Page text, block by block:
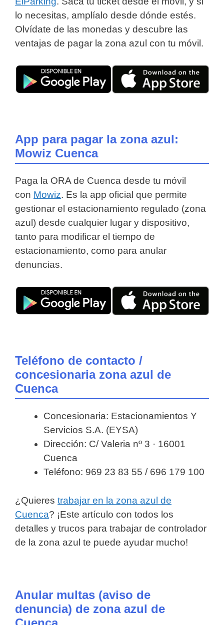
lo necesitas, amplíalo desde dónde estés.
Olvídate de las monedas y descubre las
ventajas de pagar la zona azul con tu móvil.
App para pagar la zona azul:
Mowiz Cuenca
Paga la ORA de Cuenca desde tu móvil
con Mowiz. Es la app oficial que permite
gestionar el estacionamiento regulado (zona
azul) desde cualquier lugar y dispositivo,
tanto para modificar el tiempo de
estacionamiento, como para anular
denuncias.
Teléfono de contacto /
concesionaria zona azul de
Cuenca
Concesionaria: Estacionamientos Y
Servicios S.A. (EYSA)
Dirección: C/ Valeria nº 3 · 16001
Cuenca
Teléfono: 969 23 83 55 / 696 179 100
¿Quieres trabajar en la zona azul de
Cuenca? ¡Este artículo con todos los
detalles y trucos para trabajar de controlador
de la zona azul te puede ayudar mucho!
Anular multas (aviso de
denuncia) de zona azul de